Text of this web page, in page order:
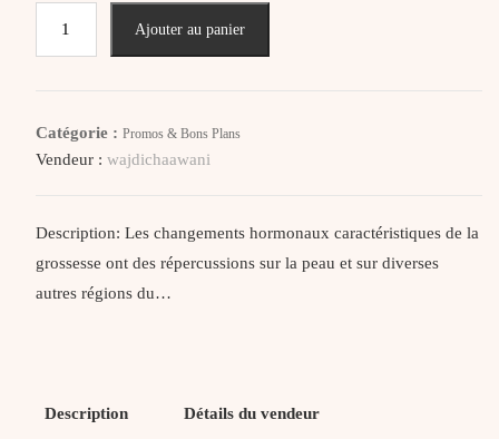
Secs/Normaux
Ajouter au panier
Catégorie : Promos & Bons Plans
Vendeur : wajdichaawani
Description: Les changements hormonaux caractéristiques de la
grossesse ont des répercussions sur la peau et sur diverses
autres régions du…
Description Détails du vendeur